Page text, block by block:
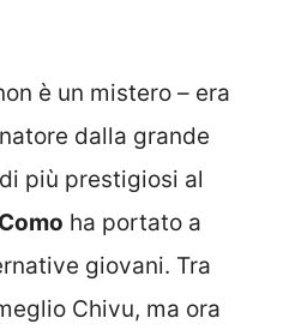
è un mistero – era
dalla grande
più prestigiosi al
ha portato a
giovani. Tra
Chivu, ma ora